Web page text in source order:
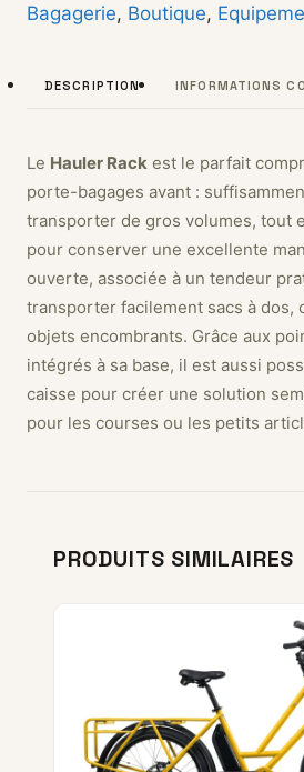
Bagagerie, Boutique,
DESCRIPTION INFORMATIONS
Le Hauler Rack est le parfait
porte-bagages avant :
transporter de gros volumes, tout
pour conserver une excellente
ouverte, associée à un tendeur
transporter facilement sacs à dos,
objets encombrants. Grâce aux
intégrés à sa base, il est aussi
caisse pour créer une solution
pour les courses ou les petits
PRODUITS SIMILAIRES